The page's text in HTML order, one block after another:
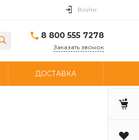
Войти
8 800 555 7278
Заказать звонок
ДОСТАВКА